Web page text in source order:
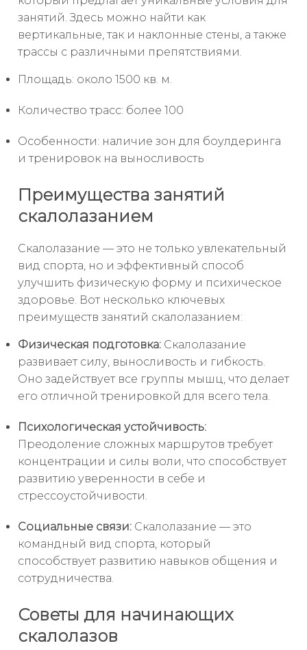
занятий. Здесь можно найти как
вертикальные, так и наклонные стены, а также
трассы с различными препятствиями.
Площадь: около 1500 кв. м.
Количество трасс: более 100
Особенности: наличие зон для боулдеринга
и тренировок на выносливость
Преимущества занятий
скалолазанием
Скалолазание — это не только увлекательный
вид спорта, но и эффективный способ
улучшить физическую форму и психическое
здоровье. Вот несколько ключевых
преимуществ занятий скалолазанием:
Физическая подготовка: Скалолазание
развивает силу, выносливость и гибкость.
Оно задействует все группы мышц, что делает
его отличной тренировкой для всего тела.
Психологическая устойчивость:
Преодоление сложных маршрутов требует
концентрации и силы воли, что способствует
развитию уверенности в себе и
стрессоустойчивости.
Социальные связи: Скалолазание — это
командный вид спорта, который
способствует развитию навыков общения и
сотрудничества.
Советы для начинающих
скалолазов